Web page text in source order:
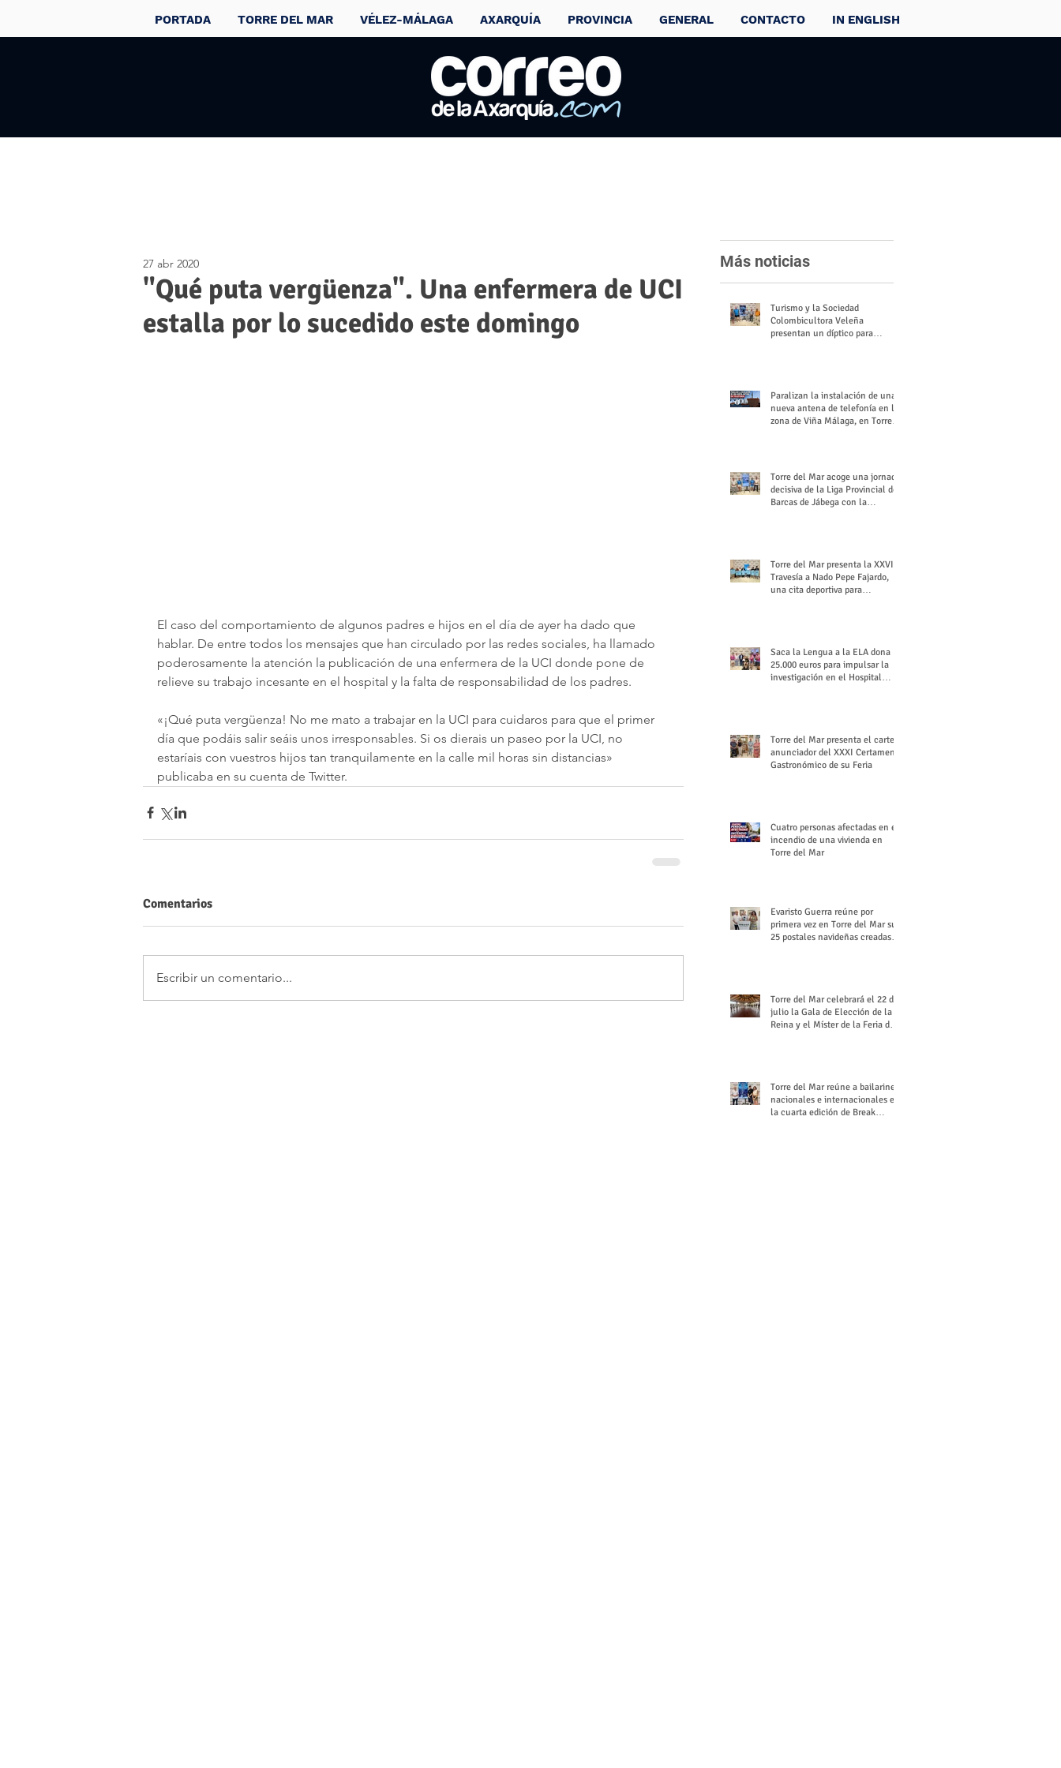
PORTADA TORRE DEL MAR VÉLEZ-MÁLAGA AXARQUÍA PROVINCIA GENERAL CONTACTO IN ENGLISH
"Qué puta vergüenza". Una enfermera de UCI
estalla por lo sucedido este domingo
27 abr 2020
El caso del comportamiento de algunos padres e hijos en el día de ayer ha dado que
hablar. De entre todos los mensajes que han circulado por las redes sociales, ha llamado
poderosamente la atención la publicación de una enfermera de la UCI donde pone de
relieve su trabajo incesante en el hospital y la falta de responsabilidad de los padres.
«¡Qué puta vergüenza! No me mato a trabajar en la UCI para cuidaros para que el primer
día que podáis salir seáis unos irresponsables. Si os dierais un paseo por la UCI, no
estaríais con vuestros hijos tan tranquilamente en la calle mil horas sin distancias»
publicaba en su cuenta de Twitter.
Comentarios
Escribir un comentario...
Más noticias
Turismo y la Sociedad
Colombicultora Veleña
presentan un díptico para
Paralizan la instalación de una
nueva antena de telefonía en la
zona de Viña Málaga, en Torre
Torre del Mar acoge una jornada
decisiva de la Liga Provincial de
Barcas de Jábega con la
Torre del Mar presenta la XXVI
Travesía a Nado Pepe Fajardo,
una cita deportiva para
Saca la Lengua a la ELA dona
25.000 euros para impulsar la
investigación en el Hospital
Torre del Mar presenta el cartel
anunciador del XXXI Certamen
Gastronómico de su Feria
Cuatro personas afectadas en el
incendio de una vivienda en
Torre del Mar
Evaristo Guerra reúne por
primera vez en Torre del Mar sus
25 postales navideñas creadas
Torre del Mar celebrará el 22 de
julio la Gala de Elección de la
Reina y el Míster de la Feria de
Torre del Mar reúne a bailarines
nacionales e internacionales en
la cuarta edición de Break